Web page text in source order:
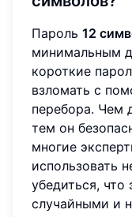
Пароль 12
минимальным
короткие
взломать с
перебора. Чем
тем он
многие
использовать
убедиться,
случайными и